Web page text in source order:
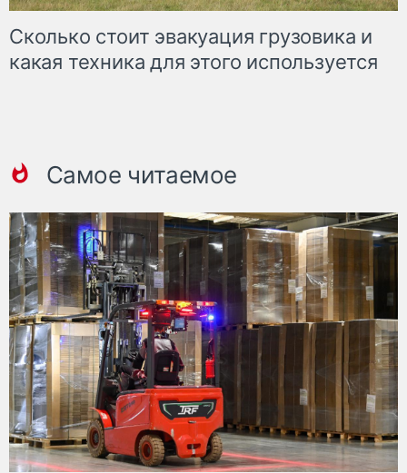
Сколько стоит эвакуация грузовика и
какая техника для этого используется
Самое читаемое